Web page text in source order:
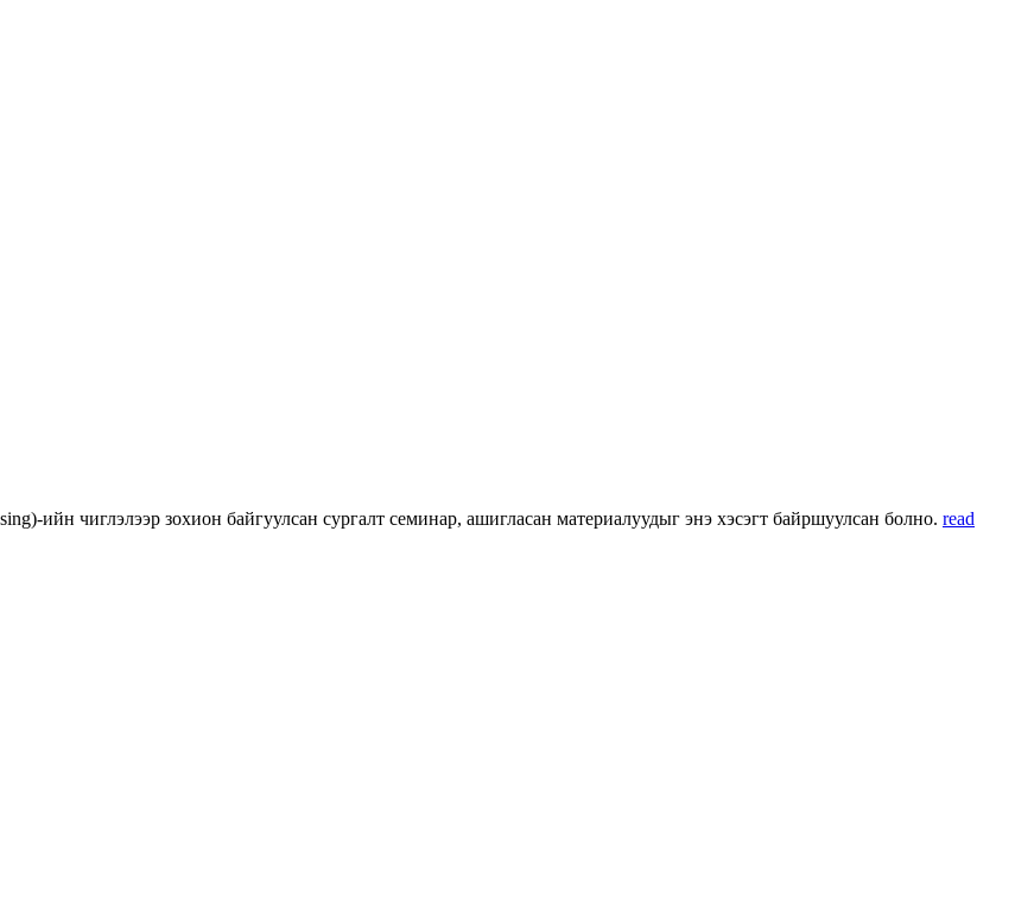
ийн чиглэлээр зохион байгуулсан сургалт семинар, ашигласан материалуудыг энэ хэсэгт байршуулсан болно. read